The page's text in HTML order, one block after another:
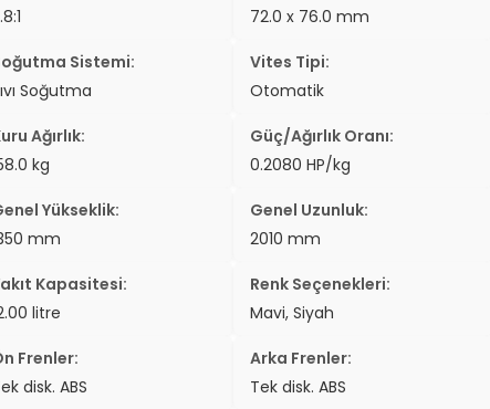
72.0 x 76.0 mm
Sistemi:
Soğutma
Vites Tipi:
Otomatik
Ağırlık:
kg
Güç/Ağırlık Oranı:
0.2080 HP/kg
Yükseklik:
mm
Genel Uzunluk:
2010 mm
Kapasitesi:
litre
Renk Seçenekleri:
Mavi, Siyah
Frenler:
disk. ABS
Arka Frenler:
Tek disk. ABS